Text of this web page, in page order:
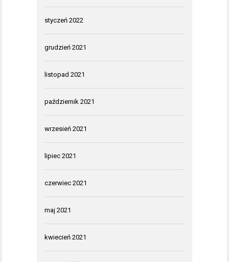
styczeń 2022
grudzień 2021
listopad 2021
październik 2021
wrzesień 2021
lipiec 2021
czerwiec 2021
maj 2021
kwiecień 2021